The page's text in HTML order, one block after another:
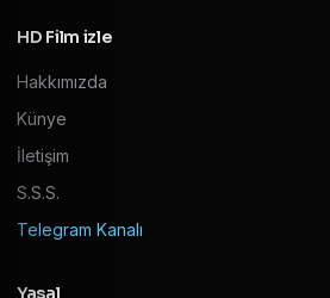
HD Film izle
Hakkımızda
Künye
İletişim
S.S.S.
Telegram Kanalı
Yasal